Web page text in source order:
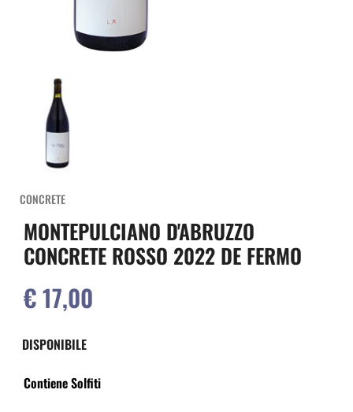
CONCRETE
MONTEPULCIANO D'ABRUZZO
CONCRETE ROSSO 2022 DE FERMO
€ 17,00
DISPONIBILE
Contiene Solfiti